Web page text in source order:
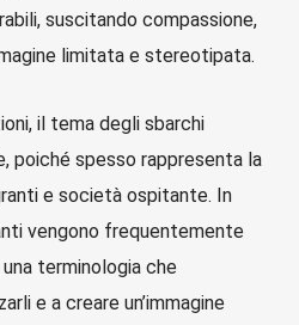
suscitando compassione,
limitata e stereotipata.
il tema degli sbarchi
poiché spesso rappresenta la
e società ospitante. In
vengono frequentemente
terminologia che
e a creare un’immagine